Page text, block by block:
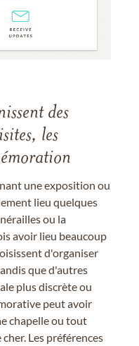
des
les
une exposition ou
lieu quelques
ou la
avoir lieu beaucoup
d'organiser
que d'autres
plus discrète ou
peut avoir
chapelle ou tout
Les préférences